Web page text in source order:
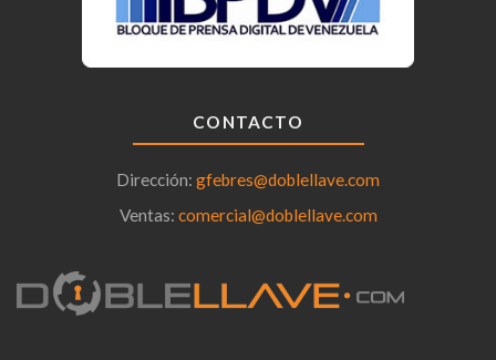
CONTACTO
Dirección: gfebres@doblellave.com
Ventas: comercial@doblellave.com